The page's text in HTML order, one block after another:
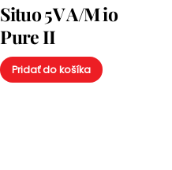
Situo 5V A/M io
Pure II
Pridať do košíka